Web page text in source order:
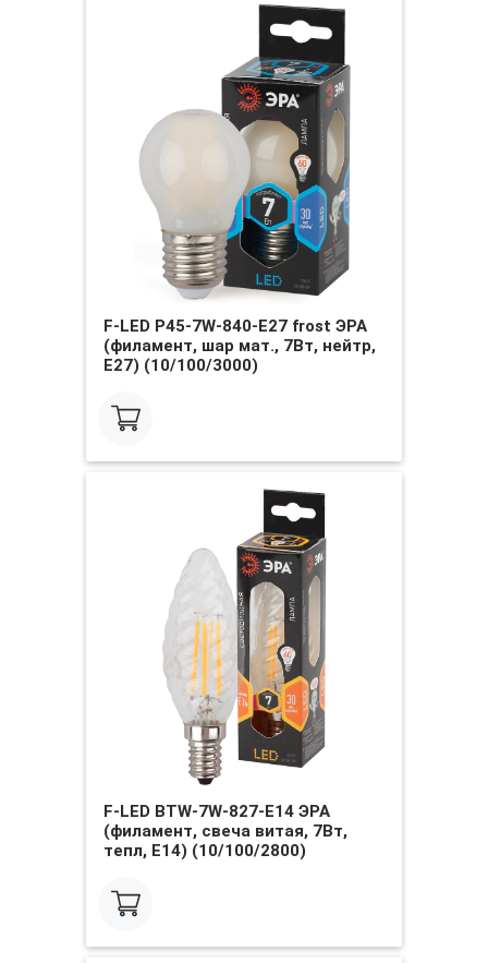
F-LED P45-7W-840-E27 frost ЭРА
(филамент, шар мат., 7Вт, нейтр,
E27) (10/100/3000)
F-LED BTW-7W-827-E14 ЭРА
(филамент, свеча витая, 7Вт,
тепл, E14) (10/100/2800)